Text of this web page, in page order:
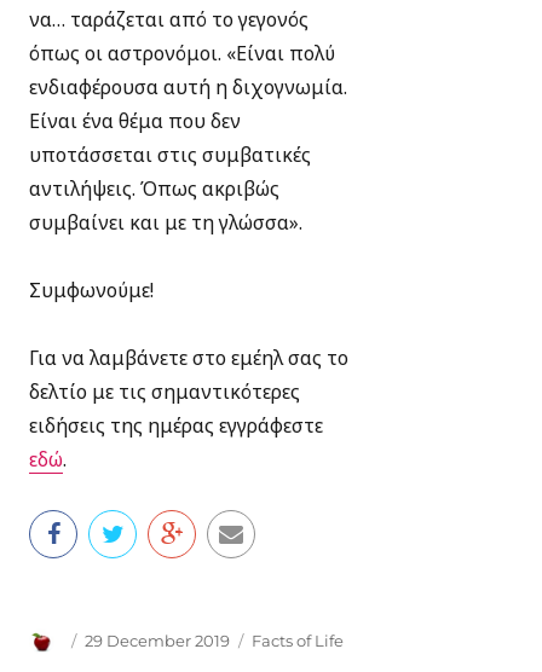
να… ταράζεται από το γεγονός
όπως οι αστρονόμοι. «Είναι πολύ
ενδιαφέρουσα αυτή η διχογνωμία.
Είναι ένα θέμα που δεν
υποτάσσεται στις συμβατικές
αντιλήψεις. Όπως ακριβώς
συμβαίνει και με τη γλώσσα».
Συμφωνούμε!
Για να λαμβάνετε στο εμέηλ σας το
δελτίο με τις σημαντικότερες
ειδήσεις της ημέρας εγγράφεστε
εδώ.
Author
Posted
29 December 2019 Categories
Facts of Life